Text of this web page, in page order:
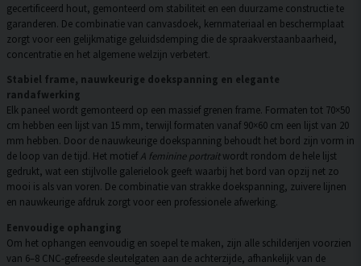
gecertificeerd hout, gemonteerd om stabiliteit en een duurzame constructie te
garanderen. De combinatie van canvasdoek, kernmateriaal en beschermplaat
zorgt voor een gelijkmatige geluidsdemping die de spraakverstaanbaarheid,
concentratie en het algemene welzijn verbetert.
Stabiel frame, nauwkeurige doekspanning en elegante
randafwerking
Elk paneel wordt gemonteerd op een massief grenen frame. Formaten tot 70×50
cm hebben een lijst van 15 mm, terwijl formaten vanaf 90×60 cm een lijst van 20
mm hebben. Door de nauwkeurige doekspanning behoudt het bord zijn vorm in
de loop van de tijd. Het motiefA feminine portraitwordt rondom de hele lijst
gedrukt, wat een stijlvolle galerielook geeft waarbij het bord van opzij net zo
mooi is als van voren. De combinatie van strakke doekspanning, zuivere lijnen
en nauwkeurige afdruk zorgt voor een professionele afwerking.
Eenvoudige ophanging
Om het ophangen eenvoudig en soepel te maken, zijn alle schilderijen voorzien
van 6–8 CNC-gefreesde sleutelgaten aan de achterzijde, afhankelijk van de